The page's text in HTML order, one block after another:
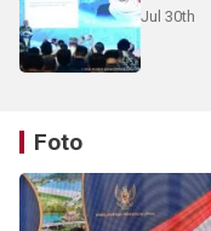
Jul 30th
Foto